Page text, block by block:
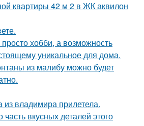
квартиры 42 м 2 в ЖК аквилон
хобби, а возможность
уникальное для дома.
из малибу можно будет
из владимира прилетела.
часть вкусных деталей этого